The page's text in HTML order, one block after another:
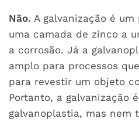
Não. A galvanização é
uma camada de zinco a
a corrosão. Já a
amplo para processos
para revestir um objeto
Portanto, a galvanização
galvanoplastia, mas nem